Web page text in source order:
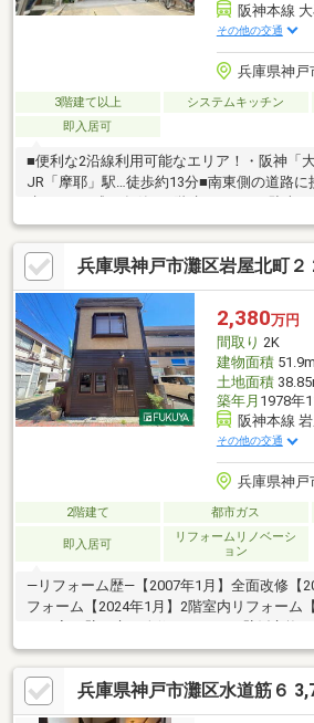
阪神本線
その他の交通
兵庫県神戸
3階建て以上 システムキッチン
即入居可
■便利な2沿線利用可能なエリア！・阪神「
JR「摩耶」駅…徒歩約13分■南東側の道路に
建て！■平成30年築、3階建てです。■駐車ス
（車種制限あり）■外からの視線が気になり
■作業同線良好なL字キッチン。■子供部屋
4LDK。■3部屋ある洋室は全て6帖以上でゆ
明るい南東向きバルコニー♪＜その他周辺環
校…徒歩5分・市立烏帽子中学校…徒歩13分
徒歩2分・関西スーパー…徒歩13分・ローソ
兵庫県神戸市灘区岩屋北町２
2,380万円
間取り 2K
建物面積51.9m
土地面積
築年月 1978年
阪神本線
その他の交通
兵庫県神戸
2階建て 都市ガス
即入居可
リフォームリノベーシ
ョン
―リフォーム歴―【2007年1月】全面改修【
フォーム【2024年1月】2階室内リフォーム
設・トイレ前の壁クロス張替―おすすめポ
いの路面に面した建物♪☆全室エアコン付
自動水栓・ハンドドライヤー有り！☆2階は
♪☆最寄り駅「岩屋」駅まで直進で約5分！
兵庫県神戸市灘区水道筋６